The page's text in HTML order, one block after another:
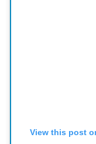
View this post